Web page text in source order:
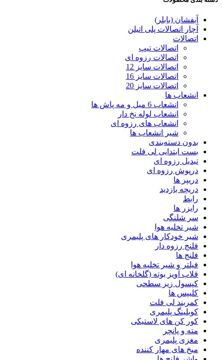
آبفشان (بابلر)
آچار اتصالات پلی اتیلن
اتصالات
اتصالات تیپ
اتصالات رزوه ای
اتصالات سایز 12
اتصالات سایز 16
اتصالات سایز 20
انشعاب ها
انشعاب 6 میل و مه پاش ها
انشعاب لوله نخ دار
انشعاب های رزوه ای
شیر انشعاب ها
بدون دسته‌بندی
بست ابتدایی لی فلت
تبدیل رزوه ای
درپوش رزوه ای
دریپر ها
دریچه بازدید
رابط
رایزر ها
سر شلنگی
شیر تخلیه هوا
شیر خودکار های پلیمری
فلنج رزوه دار
فلنج ها
فیلتر و شیر تخلیه هوا
قلاب آویز بوته (گلخانه ای)
کپسول زیر سطحی
کلیپس ها
کمربند لی فلت
کوبلینگ پلیمری
کور کن های لاستیکی
مته و پانچر
مغزی پلیمری
میخ های مهار کننده